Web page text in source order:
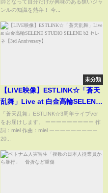
師となって自分だけが興味のある狭いジャ
ンルの知識を熱弁！ 今...
未分類
【LIVE映像】ESTLINK☆「蒼天
乱舞」Live at 白金高輪SELENE
STUDIO SELENE b2 セレネ
【3rd Anniversary】
「蒼天乱舞」ESTLINK☆3周年ライブver
をお届けします。 ーーーーーーーーー 作
詞：miel 作曲：miel ーーーーーーーーー
20...